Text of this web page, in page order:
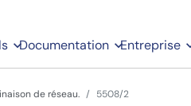
Documentation Entreprise
de réseau. 5508/2